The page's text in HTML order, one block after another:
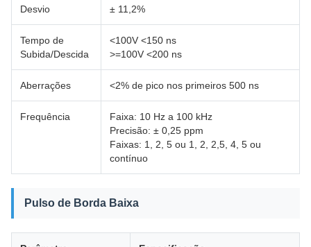
Desvio ± 11,2%
Tempo de
Subida/Descida
<100V <150 ns
>=100V <200 ns
Aberrações <2% de pico nos primeiros 500 ns
Frequência
Faixa: 10 Hz a 100 kHz
Precisão: ± 0,25 ppm
Faixas: 1, 2, 5 ou 1, 2, 2,5, 4, 5 ou
contínuo
Pulso de Borda Baixa